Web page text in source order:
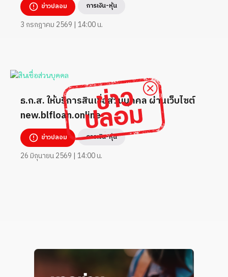
ข่าวปลอม การเงิน-หุ้น
3 กรกฎาคม 2569 | 14:00 น.
ธ.ก.ส. ให้บริการสินเชื่อส่วนบุคคล ผ่านเว็บไซต์
new.blfloan.online
ข่าวปลอม การเงิน-หุ้น
26 มิถุนายน 2569 | 14:00 น.